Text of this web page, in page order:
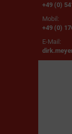
+49 (0)
Mobil:
+49 (0)
E-Mail: